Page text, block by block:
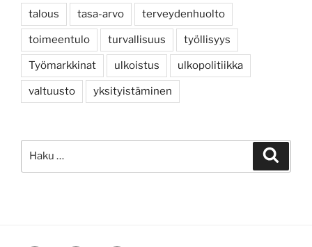
talous tasa-arvo terveydenhuolto
toimeentulo turvallisuus työllisyys
Työmarkkinat ulkoistus ulkopolitiikka
valtuusto yksityistäminen